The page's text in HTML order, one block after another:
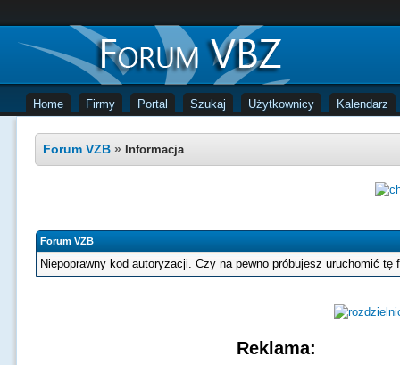
Home Firmy Portal Szukaj Użytkownicy Kalendarz
Forum VZB » Informacja
Forum VZB
Niepoprawny kod autoryzacji. Czy na pewno próbujesz uruchomić
Reklama: